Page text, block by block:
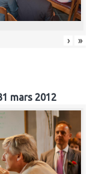
› »
mars 2012